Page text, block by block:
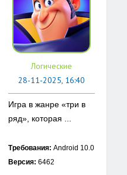
Логические
28-11-2025, 16:40
Игра в жанре «три в
ряд», которая ...
Требования: Android 10.0
Версия: 6462